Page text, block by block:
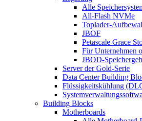
Alle
All-Flash NVMe
Toplader-
JBOF
Petascale Grace
Für Unternehmen
JBOD-
Server der Gold-Serie
Data Center Building
Flüssigkeitskühlung
Building Blocks
Motherboards